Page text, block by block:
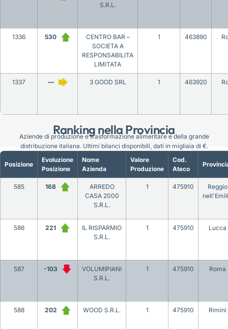
Ranking nella Provincia
S.R.L.
1336 530
CENTRO BAR –
SOCIETA A
RESPONSABILITA
LIMITATA
1 463890
1337 — 3 GOOD SRL 1 463920
Posizione
Evoluzione
Posizione
Nome
Azienda
Valore
Produzione
Cod.
Ateco
585 168
ARREDO
CASA 2000
S.R.L.
1 475910
Reggio
586 221
IL RISPARMIO
S.R.L.
1 475910 Lucca
587 -103
VOLUMIPIANI
S.R.L.
1 475910 Roma
588 202 WOOD S.R.L. 1 475910 Rimini
Aziende di produzione e trasformazione alimentare e della grande
distribuzione italiana. Ultimi bilanci disponibili, dati in migliaia di €.